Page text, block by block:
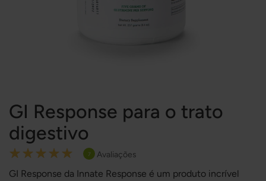
GI Response para o trato
digestivo
Rating:
100
% of100
7 Avaliações
GI Response da Innate Response é um produto incrível